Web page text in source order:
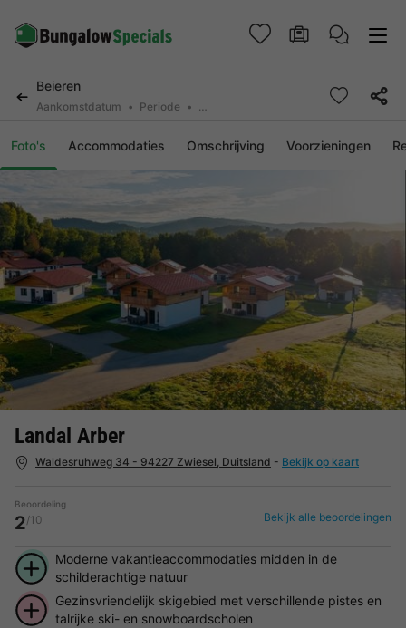
Beieren
Aankomstdatum Periode 2 personen, 0 huisdier
Foto's Accommodaties Omschrijving Voorzieningen
Landal Arber
Waldesruhweg 34 - 94227 Zwiesel, Duitsland - Bekijk op kaart
Beoordeling
2/10 Bekijk alle beoordelingen
Moderne vakantieaccommodaties midden in de
schilderachtige natuur
Gezinsvriendelijk skigebied met verschillende pistes en
talrijke ski- en snowboardscholen